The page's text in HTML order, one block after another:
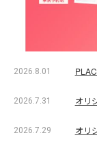
2026.8.01
2026.7.31 オリ
2026.7.29 オリ